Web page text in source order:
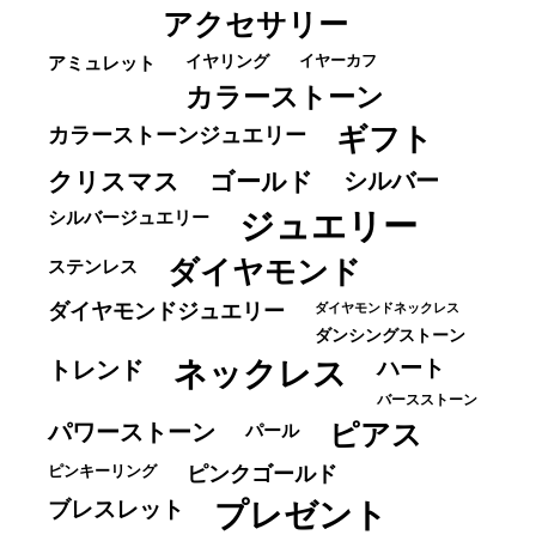
アクセサリー
アミュレット イヤリング イヤーカフ
カラーストーン
カラーストーンジュエリー ギフト
クリスマス ゴールド シルバー
シルバージュエリー ジュエリー
ステンレス ダイヤモンド
ダイヤモンドジュエリー ダイヤモンドネックレス
ダンシングストーン
トレンド ネックレス ハート
バースストーン
パワーストーン パール ピアス
ピンキーリング ピンクゴールド
ブレスレット プレゼント